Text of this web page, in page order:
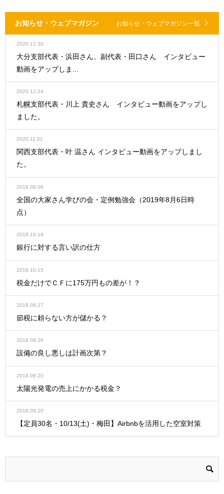
お知らせ・ウェブマガジン お知らせ・ウェブマガジン一覧
2020.12.30
大分支部代表・浜田さん、副代表・田口さん インタビュー
動画をアップしま...
2020.12.24
札幌支部代表・川上 貴史さん インタビュー動画をアップし
ました。
2020.11.01
関西支部代表・叶 温さん インタビュー動画をアップしまし
た。
2019.08.06
全国の大家さん学びの会・定例勉強会（2019年8月6日時
点）
2018.10.19
銀行に対する言い訳の仕方
2018.10.15
税金だけでＣＦに175万円もの差が！？
2018.09.27
節税に頼らない方が儲かる？
2018.09.26
設備の良し悪しは計画次第？
2018.09.20
太陽光発電の売上にかかる税金？
2018.09.20
【定員30名・10/13(土)・梅田】Airbnbを活用した空室対策